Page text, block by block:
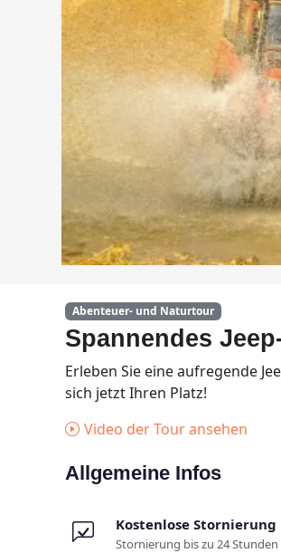
Abenteuer- und Naturtour
Spannendes
Erleben Sie eine aufregende
sich jetzt Ihren Platz!
Video der Tour ansehen
Allgemeine Infos
Kostenlose Stornierung
Stornierung bis zu 24